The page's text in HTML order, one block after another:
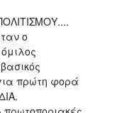
ο
πρώτη φορά